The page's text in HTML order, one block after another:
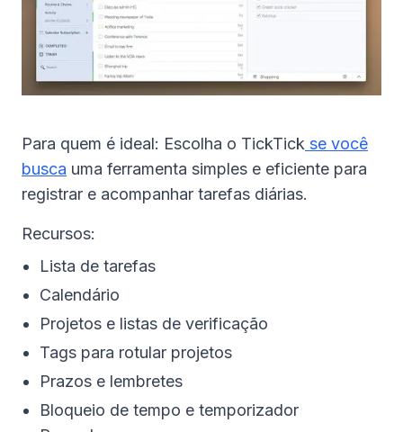
Para quem é ideal: Escolha o TickTick se você
busca uma ferramenta simples e eficiente para
registrar e acompanhar tarefas diárias.
Recursos:
Lista de tarefas
Calendário
Projetos e listas de verificação
Tags para rotular projetos
Prazos e lembretes
Bloqueio de tempo e temporizador